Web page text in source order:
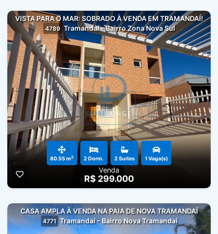
VISTA PARA O MAR: SOBRADO À VENDA EM TRAMANDAÍ!
4789 Tramandaí - Bairro Zona Nova Sul
80.55 m2 2 Dorm. 2 Suites 1 Vaga(s)
Venda
R$ 299.000
CASA AMPLA À VENDA NA PAIA DE NOVA TRAMANDAÍ
4771 Tramandaí - Bairro Nova Tramandaí